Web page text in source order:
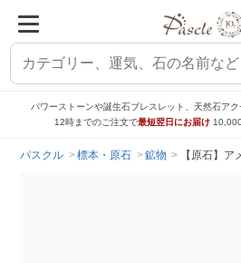
パワーストーンや誕生石ブレスレット、天然石ア
12時までのご注文で最短翌日にお届け
パスクル 標本・原石 鉱物 【原石】